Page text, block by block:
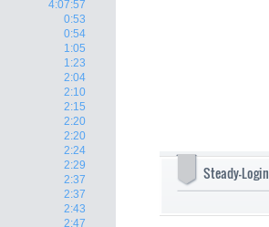
4:07:57
0:53
0:54
1:05
1:23
2:04
2:10
2:15
2:20
2:20
2:24
2:29
2:37
2:37
2:43
2:47
Steady-Login